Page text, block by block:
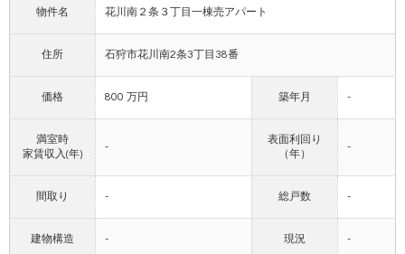
物件名 花川南２条３丁目一棟売アパート
住所 石狩市花川南2条3丁目38番
価格 800 万円 築年月 -
満室時
家賃収入(年)
-
表面利回り
（年）
-
間取り - 総戸数 -
建物構造 - 現況 -